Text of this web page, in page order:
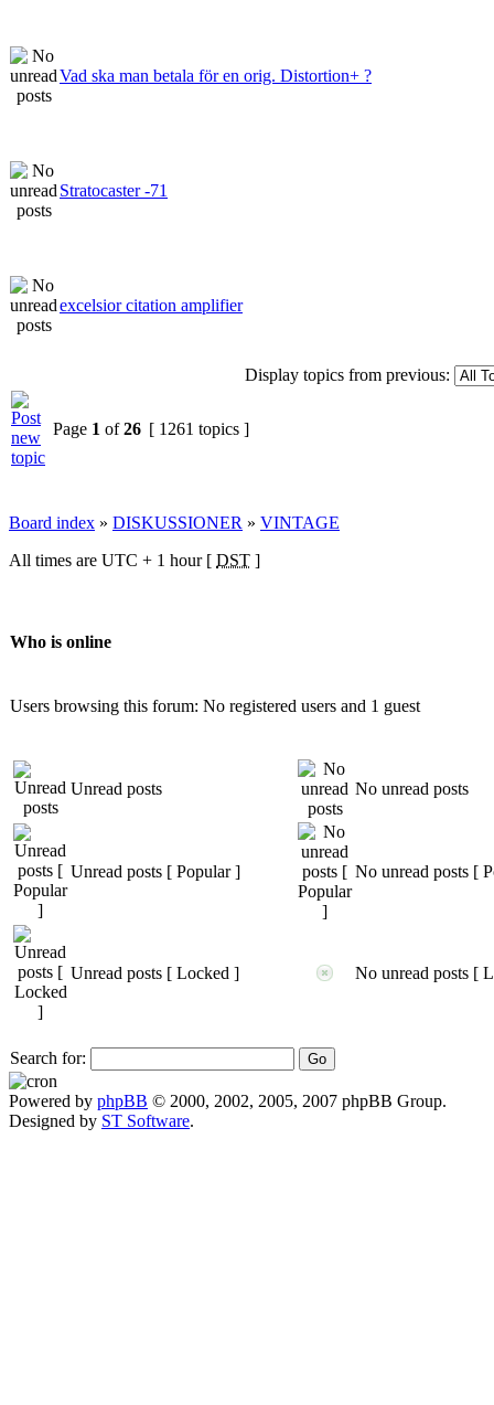
Vad ska man betala för en orig. Distortion+ ?
Stratocaster -71
excelsior citation amplifier
Display topics from previous:
Page 1 of26 [ 1261 topics ]
Board index » DISKUSSIONER » VINTAGE
All times are UTC + 1 hour [ DST ]
Who is online
Users browsing this forum: No registered users and 1 guest
Unread posts No unread posts
Unread posts [ Popular ] No unread posts [
Unread posts [ Locked ] No unread posts [
Search for:
Powered by phpBB © 2000, 2002, 2005, 2007 phpBB Group.
Designed by ST Software.